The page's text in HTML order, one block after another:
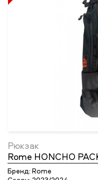
Рюкзак
Rome HONCHO
Бренд: Rome